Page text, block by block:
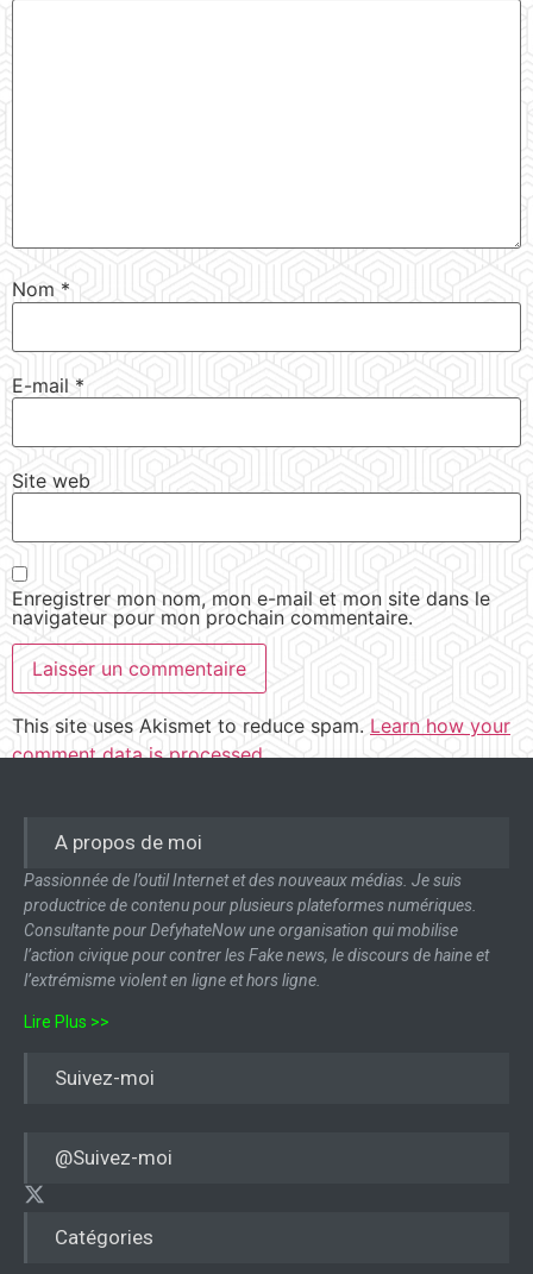
Nom *
E-mail *
Site web
Enregistrer mon nom, mon e-mail et mon site dans le
navigateur pour mon prochain commentaire.
This site uses Akismet to reduce spam. Learn how your
comment data is processed.
Catégories
A propos de moi
Passionnée de l’outil Internet et des nouveaux médias. Je suis
productrice de contenu pour plusieurs plateformes numériques.
Consultante pour DefyhateNow une organisation qui mobilise
l’action civique pour contrer les Fake news, le discours de haine et
l’extrémisme violent en ligne et hors ligne.
Lire Plus >>
Suivez-moi
@Suivez-moi